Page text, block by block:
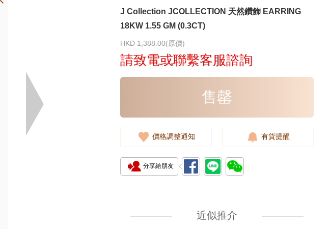
J Collection JCOLLECTION 天然鑽飾 EARRING
18KW 1.55 GM (0.3CT)
HKD 1,388.00(原價)
請致電或聯繫客服諮詢
售罄
價格調整通知 有貨提醒
分享給朋友
近似推介
J Collection JCOLLECTION
RDDI 0.32 CT18KR 2.14 GM
18KW 4.50 GM (Head 6.5mm)
3,764.00